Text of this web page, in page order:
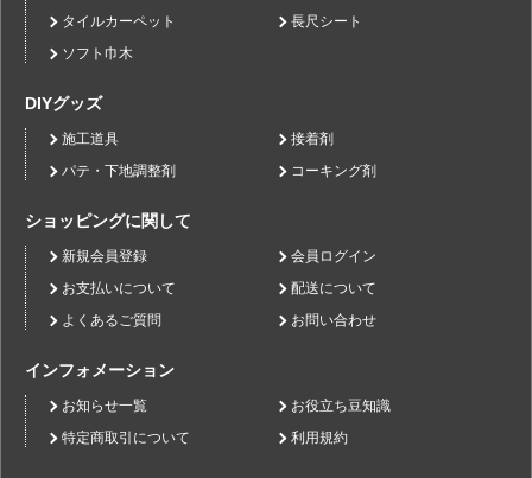
タイルカーペット
長尺シート
ソフト巾木
DIYグッズ
施工道具
接着剤
パテ・下地調整剤
コーキング剤
ショッピングに関して
新規会員登録
会員ログイン
お支払いについて
配送について
よくあるご質問
お問い合わせ
インフォメーション
お知らせ一覧
お役立ち豆知識
特定商取引について
利用規約